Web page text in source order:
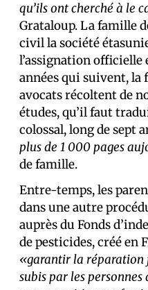
qu’ils ont cherché à le
Grataloup. La famille
civil la société
l’assignation officielle
années qui suivent, la
avocats récoltent de
études, qu’il faut
colossal, long de sept
plus de 1 000 pages
de famille.
Entre-temps, les
dans une autre
auprès du Fonds
de pesticides, créé en
«garantir la réparation
subis par les